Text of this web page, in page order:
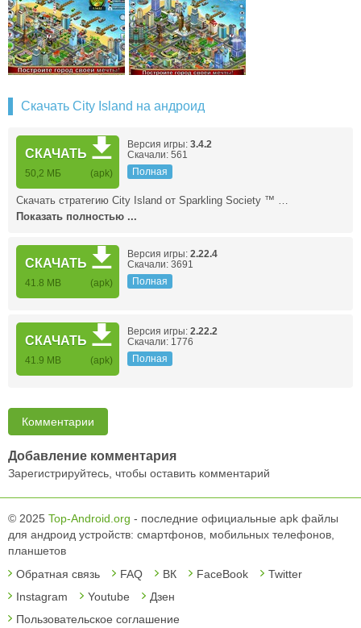
Скачать City Island на андроид
СКАЧАТЬ
50,2 МБ (apk)
Версия игры: 3.4.2
Скачали: 561
Полная
Скачать стратегию City Island от Sparkling Society ™ …
Показать полностью ...
СКАЧАТЬ
41.8 MB (apk)
Версия игры: 2.22.4
Скачали: 3691
Полная
СКАЧАТЬ
41.9 MB (apk)
Версия игры: 2.22.2
Скачали: 1776
Полная
Комментарии
Добавление комментария
Зарегистрируйтесь, чтобы оставить комментарий
© 2025 Top-Android.org - последние официальные apk файлы
для андроид устройств: смартфонов, мобильных телефонов,
планшетов
Обратная связь
FAQ ВК FaceBook
Twitter
Instagram
Youtube
Дзен
Пользовательское соглашение